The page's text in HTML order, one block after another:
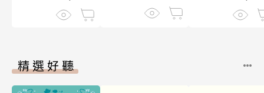
精選好聽